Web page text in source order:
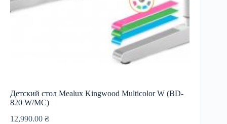
Детский стол Mealux Kingwood Multicolor W (BD-
820 W/MC)
12,990.00 ₴